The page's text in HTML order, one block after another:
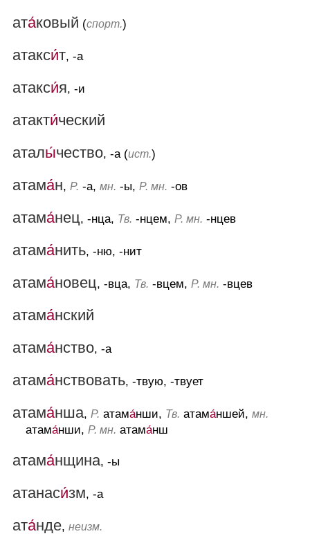
ата́ковый (спорт.)
атакси́т, -а
атакси́я, -и
атакти́ческий
аталы́чество, -а (ист.)
атама́н, Р. -а, мн. -ы, Р. мн. -ов
атама́нец, -нца, Тв. -нцем, Р. мн. -нцев
атама́нить, -ню, -нит
атама́новец, -вца, Тв. -вцем, Р. мн. -вцев
атама́нский
атама́нство, -а
атама́нствовать, -твую, -твует
атама́нша, Р. атама́нши, Тв. атама́ншей, мн.
атама́нши, Р. мн. атама́нш
атама́нщина, -ы
атанаси́зм, -а
ата́нде, неизм.